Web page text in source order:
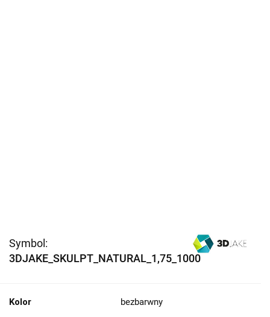
Symbol:
3DJAKE_SKULPT_NATURAL_1,75_1000
Kolor bezbarwny